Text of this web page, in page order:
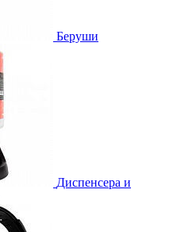
Беруши
Диспенсера и